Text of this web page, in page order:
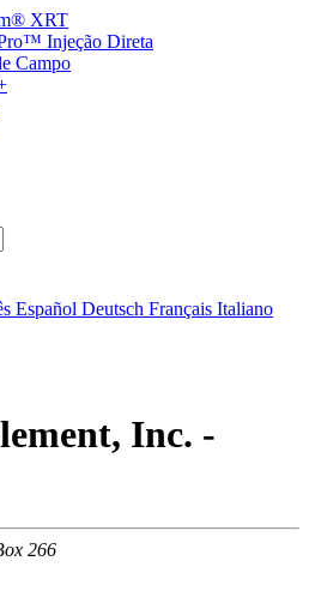
XRT
Injeção Direta
Campo
Español Deutsch Français Italiano
Inc. -
266